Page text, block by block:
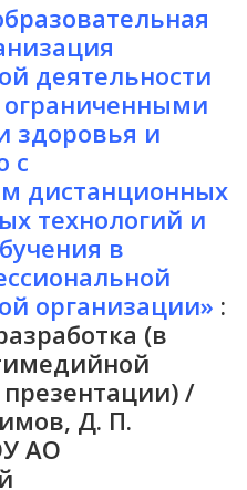
деятельности
здоровья и
с
дистанционных
технологий и
в
организации» :
(в
/
Д. П.
АО